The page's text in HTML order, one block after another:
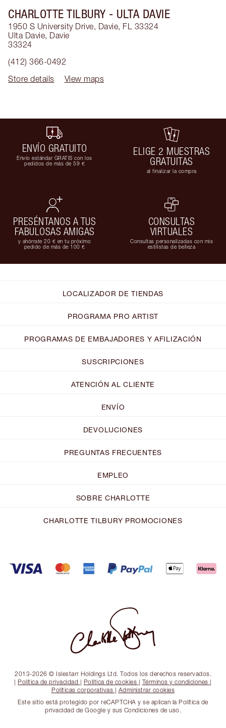
CHARLOTTE TILBURY - ULTA DAVIE
1950 S University Drive, Davie, FL 33324
Ulta Davie, Davie
33324
(412) 366-0492
Store details
View maps
ENVÍO GRATUITO
Envío estándar GRATIS con los
pedidos de más de 59 €
ELIGE 2 MUESTRAS
GRATUITAS
al finalizar la compra
PRESÉNTANOS A TUS
FABULOSAS AMIGAS
y ahórrate 20 € en tu próximo
pedido de más de 100 €
CONSULTAS
VIRTUALES
Consultas personalizadas con mis
estilistas de belleza
LOCALIZADOR DE TIENDAS
PROGRAMA PRO ARTIST
PROGRAMAS DE EMBAJADORES Y AFILIZACIÓN
SUSCRIPCIONES
ATENCIÓN AL CLIENTE
ENVÍO
DEVOLUCIONES
PREGUNTAS FRECUENTES
EMPLEO
SOBRE CHARLOTTE
CHARLOTTE TILBURY PROMOCIONES
2013-2026 © Islestarr Holdings Ltd. Todos los derechos reservados.
| Política de privacidad | Política de cookies | Términos y condiciones |
Políticas corporativas | Administrar cookies
Este sitio está protegido por reCAPTCHA y se aplican la Política de
privacidad de Google y sus Condiciones de uso.